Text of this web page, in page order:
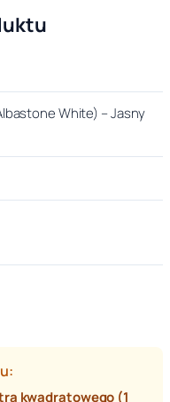
White) – Jasny
kwadratowego (1